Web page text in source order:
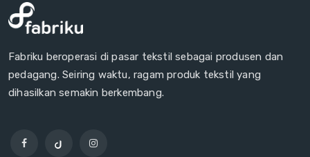
Fabriku beroperasi di pasar tekstil sebagai produsen dan
pedagang. Seiring waktu, ragam produk tekstil yang
dihasilkan semakin berkembang.